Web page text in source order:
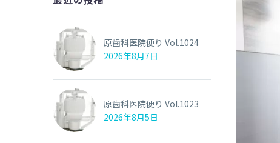
原歯科医院便り Vol.1024
2026年8月7日
原歯科医院便り Vol.1023
2026年8月5日